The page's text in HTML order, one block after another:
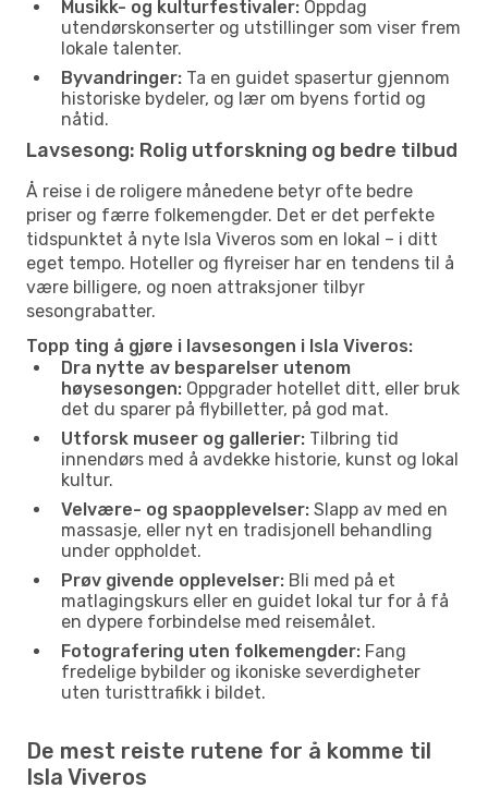
Musikk- og kulturfestivaler: Oppdag
utendørskonserter og utstillinger som viser frem
lokale talenter.
Byvandringer: Ta en guidet spasertur gjennom
historiske bydeler, og lær om byens fortid og
nåtid.
Lavsesong: Rolig utforskning og bedre tilbud
Å reise i de roligere månedene betyr ofte bedre
priser og færre folkemengder. Det er det perfekte
tidspunktet å nyte Isla Viveros som en lokal – i ditt
eget tempo. Hoteller og flyreiser har en tendens til å
være billigere, og noen attraksjoner tilbyr
sesongrabatter.
Topp ting å gjøre i lavsesongen i Isla Viveros:
Dra nytte av besparelser utenom
høysesongen: Oppgrader hotellet ditt, eller bruk
det du sparer på flybilletter, på god mat.
Utforsk museer og gallerier: Tilbring tid
innendørs med å avdekke historie, kunst og lokal
kultur.
Velvære- og spaopplevelser: Slapp av med en
massasje, eller nyt en tradisjonell behandling
under oppholdet.
Prøv givende opplevelser: Bli med på et
matlagingskurs eller en guidet lokal tur for å få
en dypere forbindelse med reisemålet.
Fotografering uten folkemengder: Fang
fredelige bybilder og ikoniske severdigheter
uten turisttrafikk i bildet.
De mest reiste rutene for å komme til
Isla Viveros